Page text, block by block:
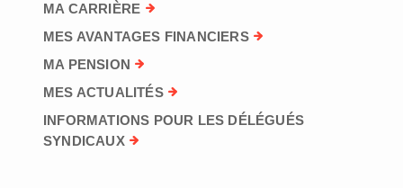
MA CARRIÈRE
MES AVANTAGES FINANCIERS
MA PENSION
MES ACTUALITÉS
INFORMATIONS POUR LES DÉLÉGUÉS
SYNDICAUX